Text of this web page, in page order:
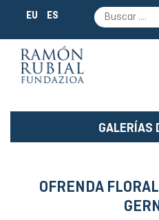
EU ES
GALERÍAS
OFRENDA